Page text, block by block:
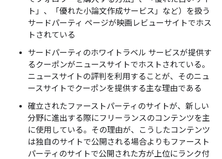
ト」、「優れた小論文作成サービス」など）を扱う
サードパーティ ページが映画レビューサイトでホス
トされている
サードパーティのホワイトラベル サービスが提供す
るクーポンがニュースサイトでホストされている。
ニュースサイトの評判を利用することが、そのニュ
ースサイトでクーポンを提供する主な理由である
確立されたファーストパーティのサイトが、新しい
分野に進出する際にフリーランスのコンテンツを主
に使用している。その理由が、こうしたコンテンツ
は独自のサイトで公開される場合よりもファースト
パーティのサイトで公開された方が上位にランク付